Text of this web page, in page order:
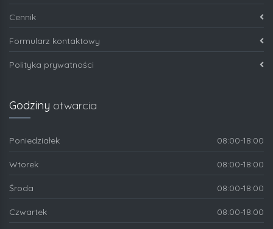
Cennik
Formularz kontaktowy
Polityka prywatności
Godziny otwarcia
Poniedziałek 08:00-18:00
Wtorek 08:00-18:00
Środa 08:00-18:00
Czwartek 08:00-18:00